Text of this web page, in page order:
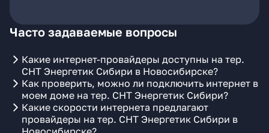
Часто задаваемые вопросы
Какие интернет-провайдеры доступны на тер.
СНТ Энергетик Сибири в Новосибирске?
Как проверить, можно ли подключить интернет в
моем доме на тер. СНТ Энергетик Сибири?
Какие скорости интернета предлагают
провайдеры на тер. СНТ Энергетик Сибири в